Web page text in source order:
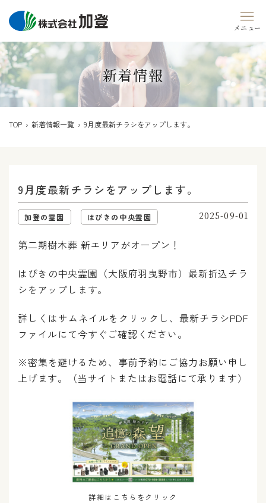
to
新着情報
TOP › 新着情報一覧 › 9月度最新チラシをアップします。
9月度最新チラシをアップします。
加登の霊園 はびきの中央霊園 2025-09-01
第二期樹木葬 新エリアがオープン！
はびきの中央霊園（大阪府羽曳野市）最新折込チラ
シをアップします。
詳しくはサムネイルをクリックし、最新チラシPDF
ファイルにて今すぐご確認ください。
※密集を避けるため、事前予約にご協力お願い申し
上げます。（当サイトまたはお電話にて承ります）
詳細はこちらをクリック